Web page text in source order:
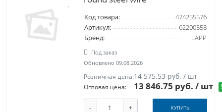
Код товара:
474255576
Артикул:
62200558
Бренд:
LAPP
Под заказ
Обновлено 09.08.2026
Розничная цена:14 575.53 руб. / шт
Оптовая цена: 13 846.75 руб./ шт
- + КУПИТЬ